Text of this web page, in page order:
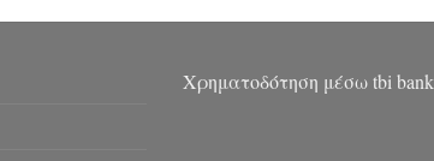
Χρηματοδότηση μέσω tbi bank